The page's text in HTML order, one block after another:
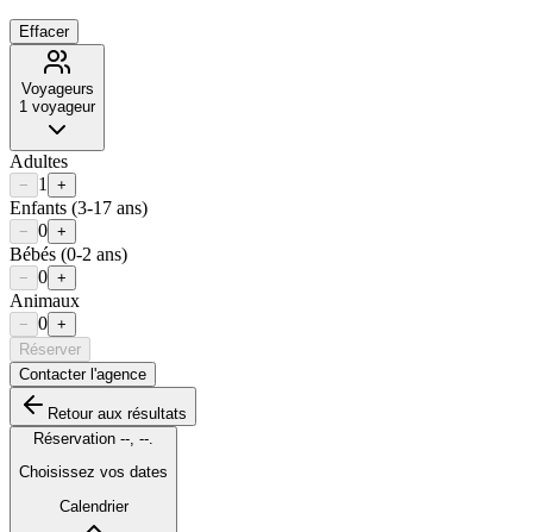
Effacer
Voyageurs
1 voyageur
Adultes
− 1 +
Enfants (3-17 ans)
− 0 +
Bébés (0-2 ans)
− 0 +
Animaux
− 0 +
Réserver
Contacter l'agence
Retour aux résultats
Réservation -- --
Choisissez vos dates
Calendrier